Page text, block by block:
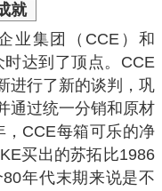
就
业集团（CCE）和
达到了顶点。CCE
进行了新的谈判，巩
通过统一分销和原材
CCE每箱可乐的净
买出的苏拓比1986
年代末期来说是不